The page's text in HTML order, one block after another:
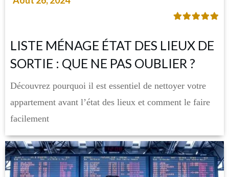
LISTE MÉNAGE ÉTAT DES LIEUX DE
SORTIE : QUE NE PAS OUBLIER ?
Découvrez pourquoi il est essentiel de nettoyer votre
appartement avant l’état des lieux et comment le faire
facilement